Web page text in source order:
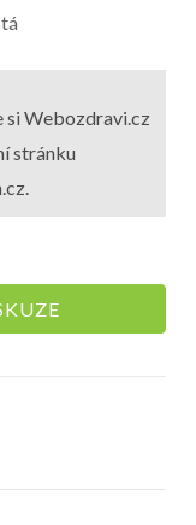
si Webozdravi.cz
stránku